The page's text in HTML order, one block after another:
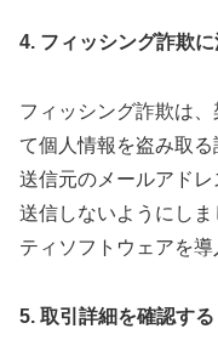
4. フィッシング詐欺
フィッシング詐欺は
て個人情報を盗み取る
送信元のメールアド
送信しないようにし
ティソフトウェアを導
5. 取引詳細を確認する